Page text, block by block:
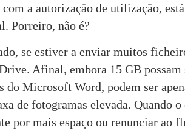
a autorização de utilização,
Porreiro, não é?
se estiver a enviar muitos
Afinal, embora 15 GB
do Microsoft Word, podem ser
de fotogramas elevada. Quando o
por mais espaço ou renunciar ao